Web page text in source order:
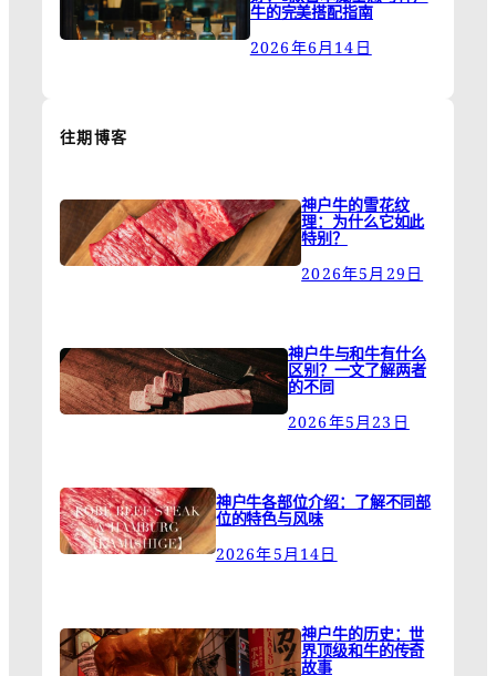
牛的完美搭配指南
2026年6月14日
往期博客
神户牛的雪花纹
理：为什么它如此
特别？
2026年5月29日
神户牛与和牛有什么
区别？一文了解两者
的不同
2026年5月23日
神户牛各部位介绍：了解不同部
位的特色与风味
2026年5月14日
神户牛的历史：世
界顶级和牛的传奇
故事